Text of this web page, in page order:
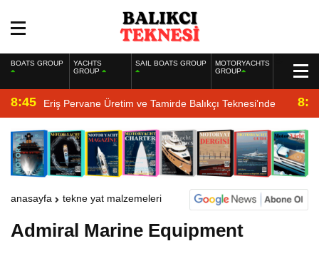
BOATS GROUP
YACHTS
GROUP
SAIL BOATS GROUP
MOTORYACHTS
GROUP
8:45 Eriş Pervane Üretim ve Tamirde Balıkçı Teknesi’nde
anasayfa tekne yat malzemeleri
Admiral Marine Equipment